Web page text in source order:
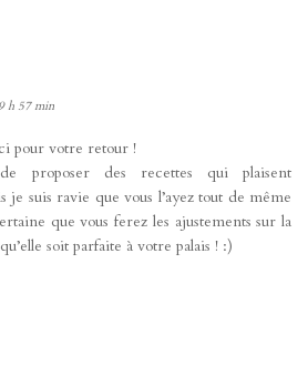
h 57 min
pour votre retour !
proposer des recettes qui plaisent
je suis ravie que vous l’ayez tout de même
que vous ferez les ajustements sur la
soit parfaite à votre palais ! :)